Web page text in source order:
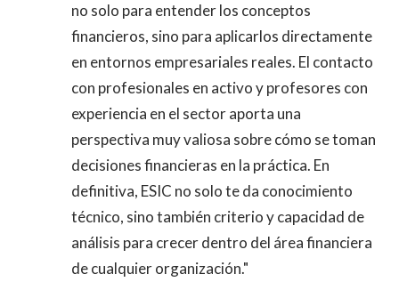
no solo para entender los conceptos
financieros, sino para aplicarlos directamente
en entornos empresariales reales. El contacto
con profesionales en activo y profesores con
experiencia en el sector aporta una
perspectiva muy valiosa sobre cómo se toman
decisiones financieras en la práctica. En
definitiva, ESIC no solo te da conocimiento
técnico, sino también criterio y capacidad de
análisis para crecer dentro del área financiera
de cualquier organización."